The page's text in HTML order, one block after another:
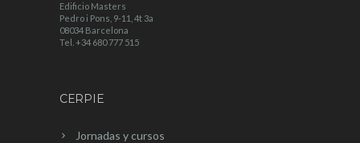
Edificio Masters
Pedro i Pons, 9-11, 4t 3a
08034 Barcelona
Tel. +34 680 777 515
CERPIE
Jornadas y cursos